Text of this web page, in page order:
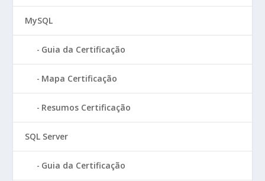
MySQL
Guia da Certificação
Mapa Certificação
Resumos Certificação
SQL Server
Guia da Certificação